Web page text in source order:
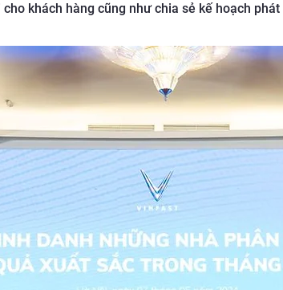
khách hàng cũng như chia sẻ kế hoạch